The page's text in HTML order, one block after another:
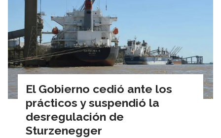
El Gobierno cedió ante los
prácticos y suspendió la
desregulación de
Sturzenegger